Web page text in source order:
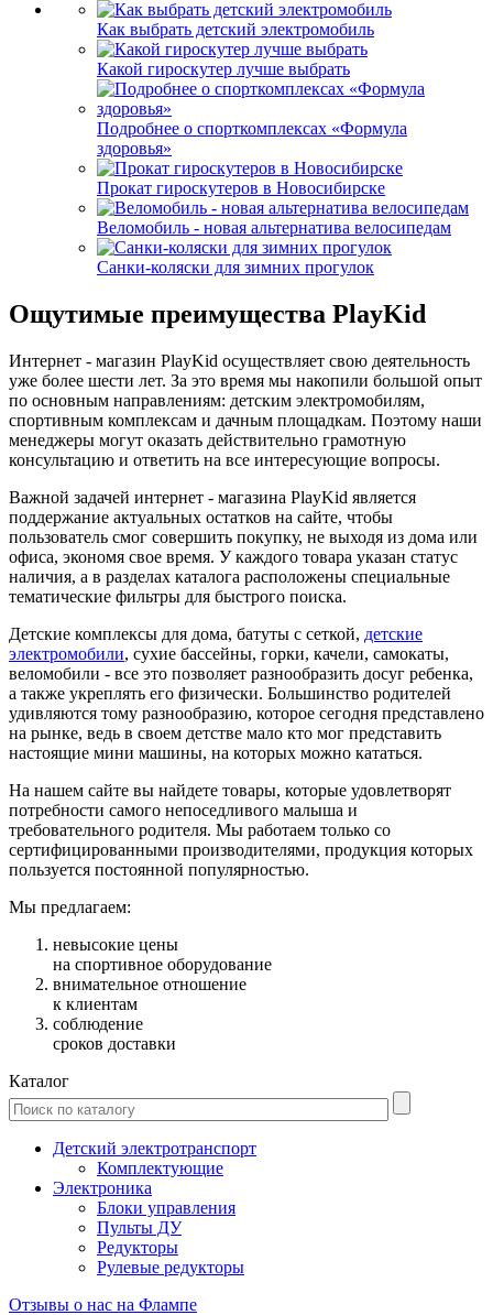
Как выбрать детский электромобиль
Какой гироскутер лучше выбрать
Подробнее о спорткомплексах «Формула
здоровья»
Прокат гироскутеров в Новосибирске
Веломобиль - новая альтернатива велосипедам
Санки-коляски для зимних прогулок
Ощутимые преимущества PlayKid
Интернет - магазин PlayKid осуществляет свою деятельность
уже более шести лет. За это время мы накопили большой опыт
по основным направлениям: детским электромобилям,
спортивным комплексам и дачным площадкам. Поэтому наши
менеджеры могут оказать действительно грамотную
консультацию и ответить на все интересующие вопросы.
Важной задачей интернет - магазина PlayKid является
поддержание актуальных остатков на сайте, чтобы
пользователь смог совершить покупку, не выходя из дома или
офиса, экономя свое время. У каждого товара указан статус
наличия, а в разделах каталога расположены специальные
тематические фильтры для быстрого поиска.
Детские комплексы для дома, батуты с сеткой, детские
электромобили, сухие бассейны, горки, качели, самокаты,
веломобили - все это позволяет разнообразить досуг ребенка,
а также укреплять его физически. Большинство родителей
удивляются тому разнообразию, которое сегодня представлено
на рынке, ведь в своем детстве мало кто мог представить
настоящие мини машины, на которых можно кататься.
На нашем сайте вы найдете товары, которые удовлетворят
потребности самого непоседливого малыша и
требовательного родителя. Мы работаем только со
сертифицированными производителями, продукция которых
пользуется постоянной популярностью.
Мы предлагаем:
невысокие цены
на спортивное оборудование
внимательное отношение
к клиентам
соблюдение
сроков доставки
Каталог
Детский электротранспорт
Комплектующие
Электроника
Блоки управления
Пульты ДУ
Редукторы
Рулевые редукторы
Отзывы о нас на Флампе